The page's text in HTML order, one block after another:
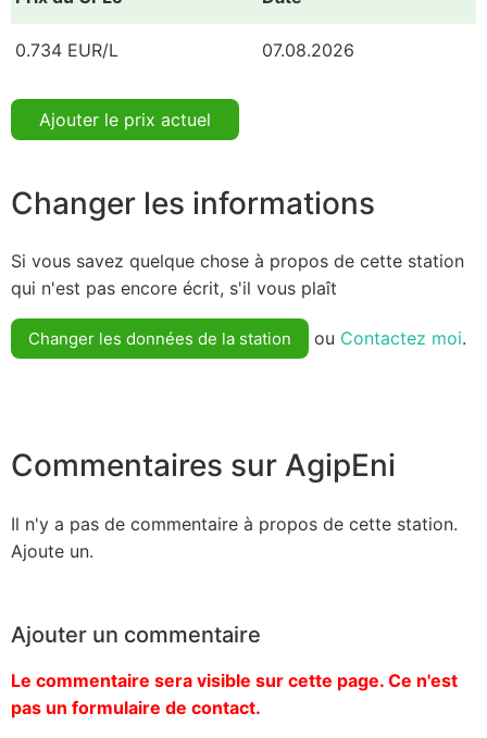
0.734 EUR/L 07.08.2026
Ajouter le prix actuel
Changer les informations
Si vous savez quelque chose à propos de cette station
qui n'est pas encore écrit, s'il vous plaît
Changer les données de la station ou Contactez moi.
Commentaires sur AgipEni
Il n'y a pas de commentaire à propos de cette station.
Ajoute un.
Ajouter un commentaire
Le commentaire sera visible sur cette page. Ce n'est
pas un formulaire de contact.